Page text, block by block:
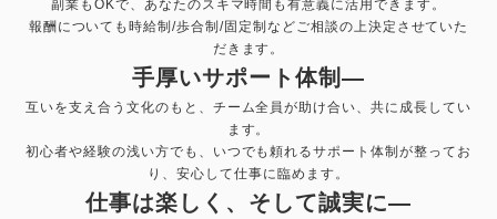
副業もOKで、あなたのスキマ時間も有意義に活用できます。
報酬についても時給制/歩合制/固定制などご相談の上決定させていた
だきます。
手厚いサポート体制—
互いを支え合う文化のもと、チーム全員が助け合い、共に成長してい
ます。
初心者や経験の浅い方でも、いつでも頼れるサポート体制が整ってお
り、安心して仕事に臨めます。
仕事は楽しく、そして誠実に—